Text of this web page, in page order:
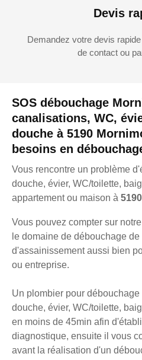
SOS débouchage
canalisations, WC,
douche à 5190
besoins en
Vous rencontre un problème
douche, évier, WC/toilette,
appartement ou maison à
Vous pouvez compter sur
le domaine de débouchage
d'assainissement aussi bien
ou entreprise.
Un plombier pour
douche, évier, WC/toilette,
en moins de 45min afin
diagnostique, ensuite il vous
avant la réalisation d'un
Devis
Demandez votre devis
de contact ou